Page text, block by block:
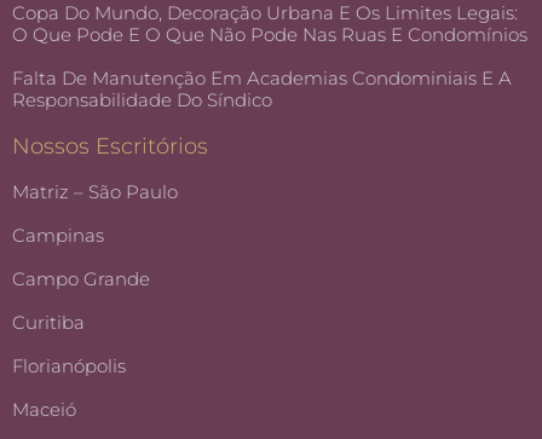
Copa Do Mundo, Decoração Urbana E Os Limites Legais:
O Que Pode E O Que Não Pode Nas Ruas E Condomínios
Falta De Manutenção Em Academias Condominiais E A
Responsabilidade Do Síndico
Nossos Escritórios
Matriz – São Paulo
Campinas
Campo Grande
Curitiba
Florianópolis
Maceió